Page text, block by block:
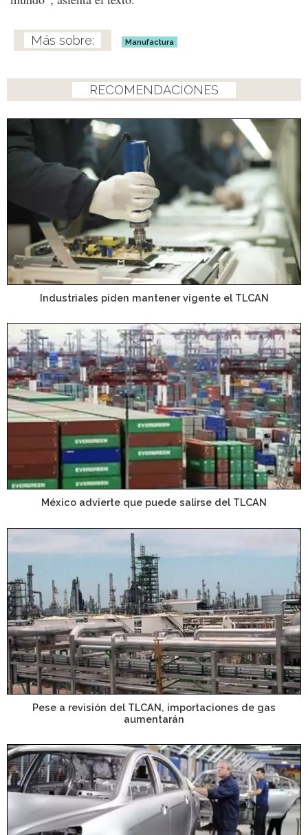
Manufactura
RECOMENDACIONES
Industriales piden mantener vigente el TLCAN
México advierte que puede salirse del TLCAN
Pese a revisión del TLCAN, importaciones de gas
aumentarán